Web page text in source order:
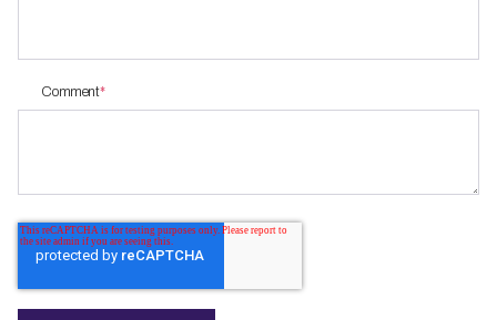
Comment*